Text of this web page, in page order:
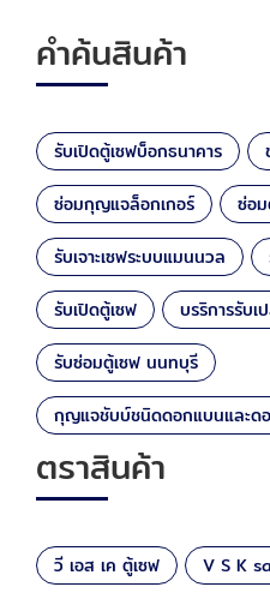
คำค้นสินค้า
รับเปิดตู้เซฟบ็อกธนาคาร
ซ่อมกุญแจล็อกเกอร์
ซ่อ
รับเจาะเซฟระบบแมนนวล
รับเปิดตู้เซฟ
บรริการรับ
รับซ่อมตู้เซฟ นนทบุรี
กุญแจชับบ์ชนิดดอกแบนและด
ตราสินค้า
วี เอส เค ตู้เซฟ V S K